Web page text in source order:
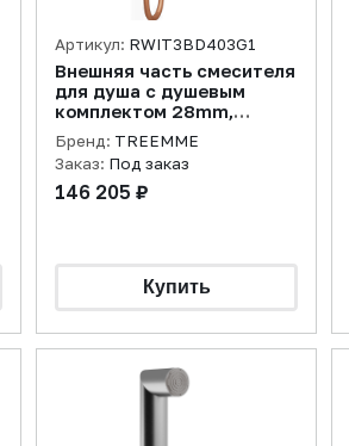
Артикул: RWIT3BD403G1
Внешняя часть смесителя
для душа с душевым
комплектом 28mm,
бронза PVD
Бренд: TREEMME
Заказ: Под заказ
146 205 ₽